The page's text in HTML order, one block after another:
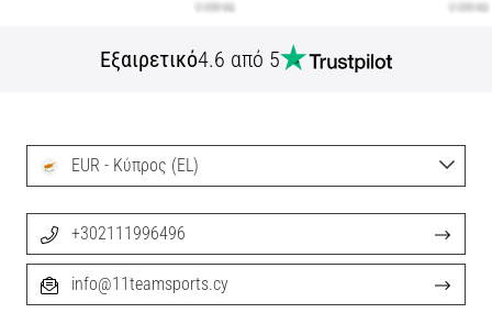
Εξαιρετικό4.6 από 5
EUR - Κύπρος (EL)
+302111996496
info@11teamsports.cy